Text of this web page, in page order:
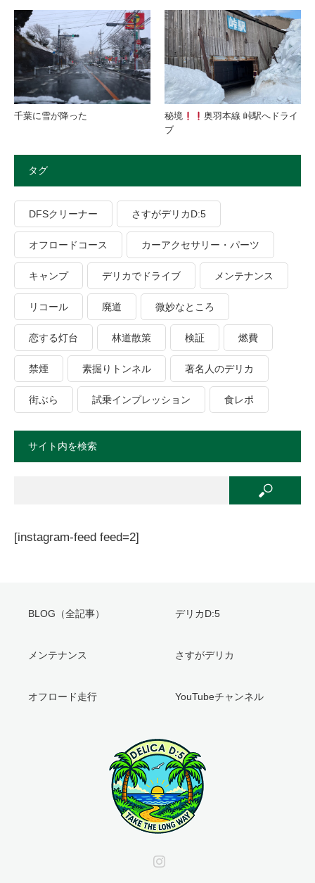
千葉に雪が降った 秘境
奥羽本線 峠駅へドライ
ブ
タグ
DFSクリーナー さすがデリカD:5
オフロードコース カーアクセサリー・パーツ
キャンプ デリカでドライブ メンテナンス
リコール 廃道 微妙なところ
恋する灯台 林道散策 検証 燃費
禁煙 素掘りトンネル 著名人のデリカ
街ぶら 試乗インプレッション 食レポ
サイト内を検索
[instagram-feed feed=2]
BLOG（全記事） デリカD:5
メンテナンス さすがデリカ
オフロード走行 YouTubeチャンネル